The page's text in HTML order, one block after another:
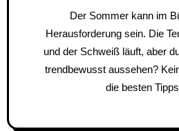
Der Sommer kann im Büro eine echte
Herausforderung sein. Die
und der Schweiß läuft, aber
trendbewusst aussehen?
die besten